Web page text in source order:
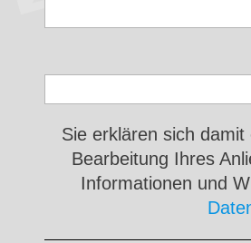
Sie erklären sich
Bearbeitung Ihres
Informationen und